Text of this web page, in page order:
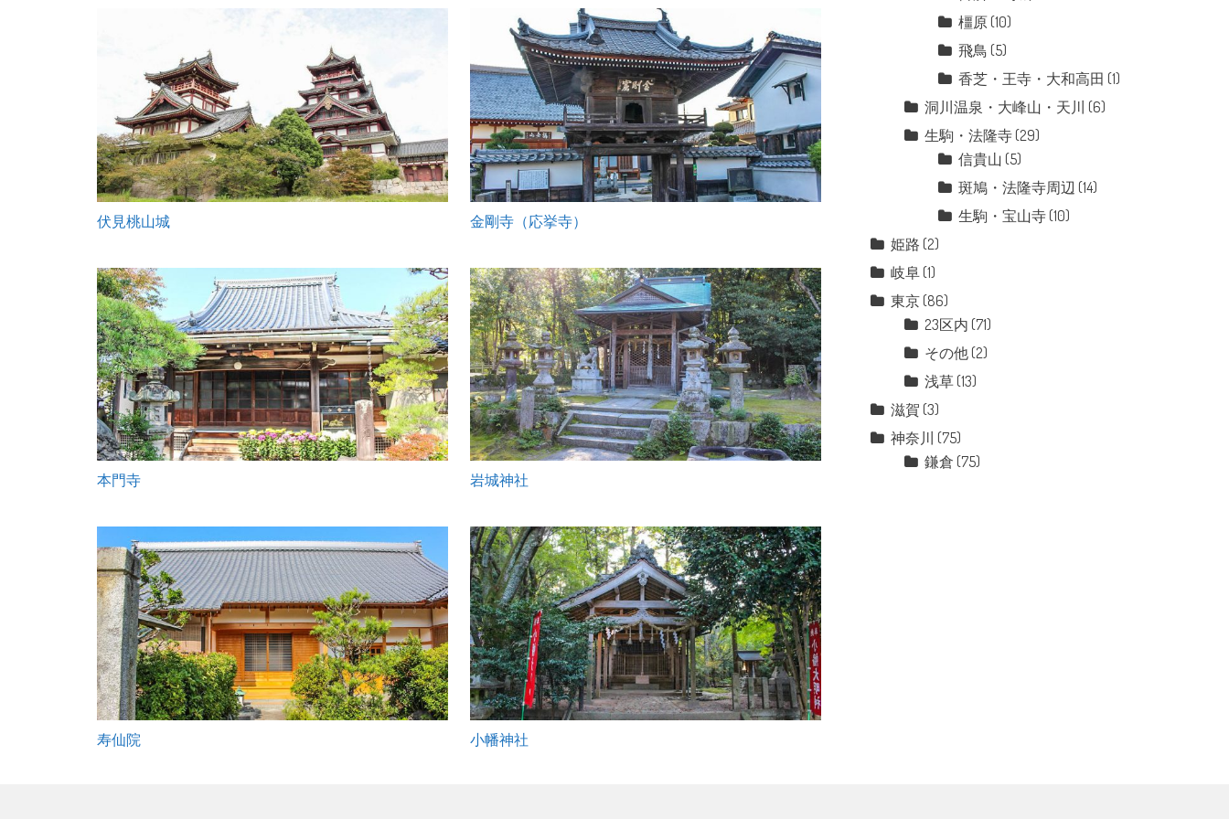
伏見桃山城 金剛寺（応挙寺）
本門寺 岩城神社
寿仙院 小幡神社
橿原 (10)
飛鳥 (5)
香芝・王寺・大和高田 (1)
洞川温泉・大峰山・天川 (6)
生駒・法隆寺 (29)
信貴山 (5)
斑鳩・法隆寺周辺 (14)
生駒・宝山寺 (10)
姫路 (2)
岐阜 (1)
東京 (86)
23区内 (71)
その他 (2)
浅草 (13)
滋賀 (3)
神奈川 (75)
鎌倉 (75)